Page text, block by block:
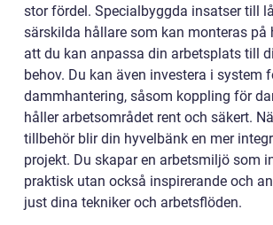
stor fördel. Specialbyggda insatser till
särskilda hållare som kan monteras på
att du kan anpassa din arbetsplats till
behov. Du kan även investera i system
dammhantering, såsom koppling för
håller arbetsområdet rent och säkert.
tillbehör blir din hyvelbänk en mer
projekt. Du skapar en arbetsmiljö som
praktisk utan också inspirerande och
just dina tekniker och arbetsflöden.